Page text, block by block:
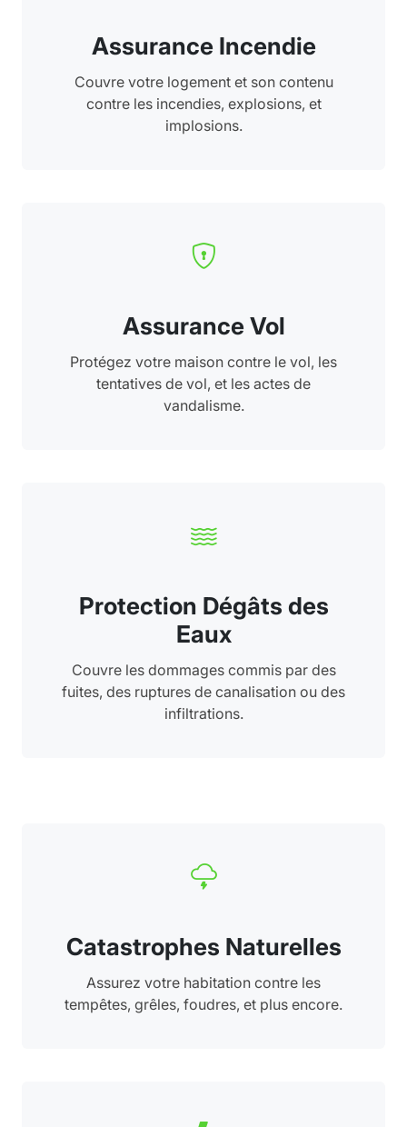
Assurance Incendie
Couvre votre logement et son contenu
contre les incendies, explosions, et
implosions.
Assurance Vol
Protégez votre maison contre le vol, les
tentatives de vol, et les actes de
vandalisme.
Protection Dégâts des
Eaux
Couvre les dommages commis par des
fuites, des ruptures de canalisation ou des
infiltrations.
Catastrophes Naturelles
Assurez votre habitation contre les
tempêtes, grêles, foudres, et plus encore.